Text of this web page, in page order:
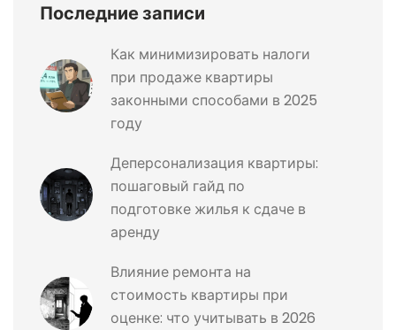
Последние записи
Как минимизировать налоги
при продаже квартиры
законными способами в 2025
году
Деперсонализация квартиры:
пошаговый гайд по
подготовке жилья к сдаче в
аренду
Влияние ремонта на
стоимость квартиры при
оценке: что учитывать в 2026